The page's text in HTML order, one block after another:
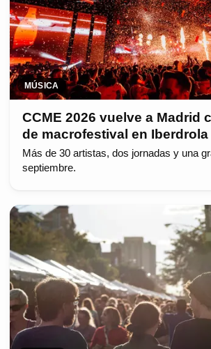
MÚSICA
CCME 2026 vuelve a Madrid
de macrofestival en
Más de 30 artistas, dos jornadas y una
septiembre.